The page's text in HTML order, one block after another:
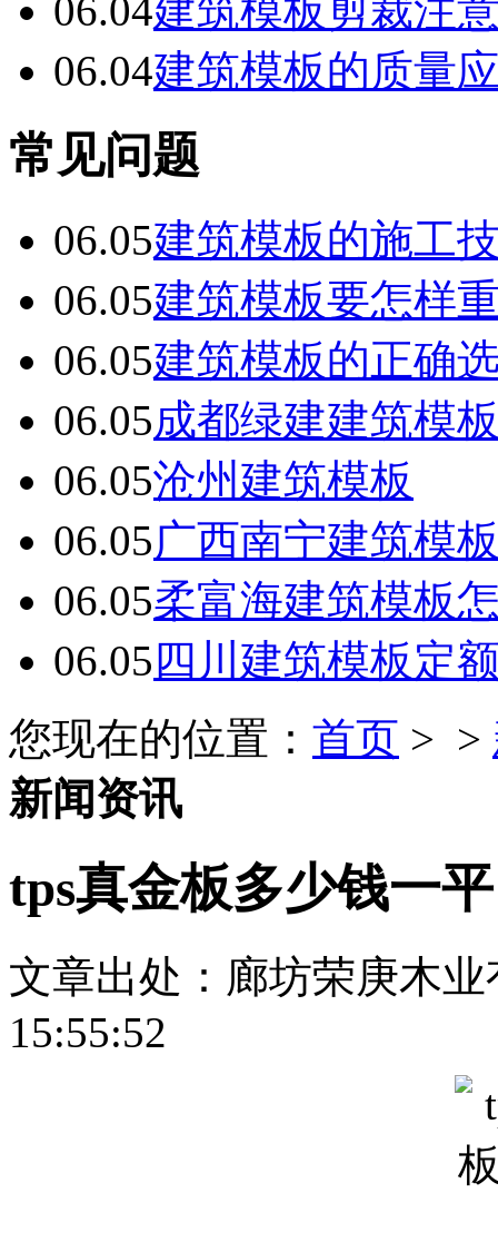
06.04建筑模板剪裁注
06.04建筑模板的质量
常见问题
06.05建筑模板的施工
06.05建筑模板要怎样
06.05建筑模板的正确
06.05成都绿建建筑模
06.05沧州建筑模板
06.05广西南宁建筑模
06.05柔富海建筑模板
06.05 四川建筑模板定
您现在的位置： 首页 > >
新闻资讯
tps真金板多少钱一平
文章出处：廊坊荣庚木
15:55:52